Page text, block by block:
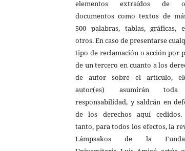
elementos extraídos de
documentos como textos de
500 palabras, tablas, gráficas,
otros. En caso de presentarse
tipo de reclamación o acción por
de un tercero en cuanto a los
de autor sobre el artículo,
autor(es) asumirán
responsabilidad, y saldrán en
de los derechos aquí
tanto, para todos los efectos, la
Lámpsakos de la